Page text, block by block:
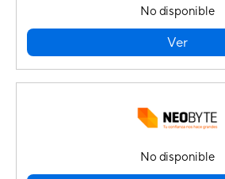
No disponible
Ver
No disponible